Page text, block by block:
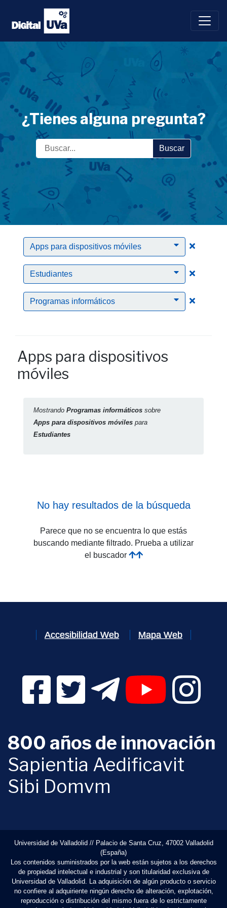
Saltar
contenido
¿Tienes alguna pregunta?
Buscar
Apps para dispositivos móviles Clic
Estudiantes Clic
Programas informáticos Clic
Apps para dispositivos
móviles
Mostrando Programas informáticos sobre
Apps para dispositivos móviles para
Estudiantes
No hay resultados de la búsqueda
Parece que no se encuentra lo que estás
buscando mediante filtrado. Prueba a utilizar
el buscador
Accesibilidad Web Mapa Web
Facebook Digital UVa (se abrirá en una nueva
Twitter Digital UVa (se abrirá en una
Telegram Digital UVa (se
YouTube Digital
800 años de innovación
Sapientia Aedificavit
Sibi Domvm
Universidad de Valladolid // Palacio de Santa Cruz, 47002 Valladolid
(España)
Los contenidos suministrados por la web están sujetos a los derechos
de propiedad intelectual e industrial y son titularidad exclusiva de
Universidad de Valladolid. La adquisición de algún producto o servicio
no confiere al adquiriente ningún derecho de alteración, explotación,
reproducción o distribución del mismo fuera de lo estrictamente